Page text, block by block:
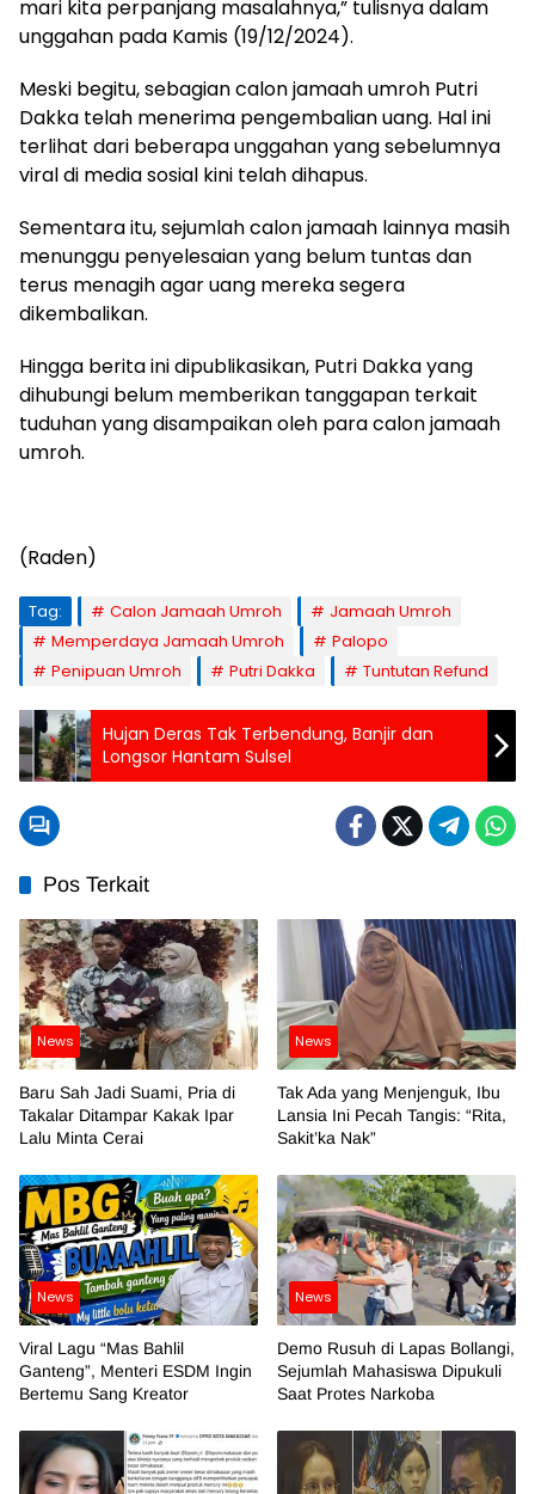
mari kita perpanjang masalahnya,” tulisnya dalam
unggahan pada Kamis (19/12/2024).
Meski begitu, sebagian calon jamaah umroh Putri
Dakka telah menerima pengembalian uang. Hal ini
terlihat dari beberapa unggahan yang sebelumnya
viral di media sosial kini telah dihapus.
Sementara itu, sejumlah calon jamaah lainnya masih
menunggu penyelesaian yang belum tuntas dan
terus menagih agar uang mereka segera
dikembalikan.
Hingga berita ini dipublikasikan, Putri Dakka yang
dihubungi belum memberikan tanggapan terkait
tuduhan yang disampaikan oleh para calon jamaah
umroh.
(Raden)
Tag: Calon Jamaah Umroh
Jamaah Umroh
Memperdaya Jamaah Umroh
Palopo
Penipuan Umroh
Putri Dakka Tuntutan Refund
Hujan Deras Tak Terbendung, Banjir dan
Longsor Hantam Sulsel
Pos Terkait
News
Baru Sah Jadi Suami, Pria di
Takalar Ditampar Kakak Ipar
Lalu Minta Cerai
News
Tak Ada yang Menjenguk, Ibu
Lansia Ini Pecah Tangis: “Rita,
Sakit’ka Nak”
News
Viral Lagu “Mas Bahlil
Ganteng”, Menteri ESDM Ingin
Bertemu Sang Kreator
News
Demo Rusuh di Lapas Bollangi,
Sejumlah Mahasiswa Dipukuli
Saat Protes Narkoba